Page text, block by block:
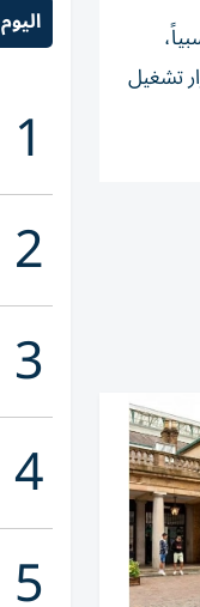
تشغيل
اليوم
1
2
3
4
5